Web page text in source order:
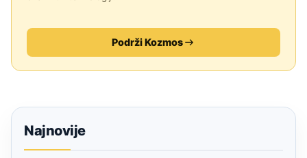
Podrži Kozmos
Najnovije